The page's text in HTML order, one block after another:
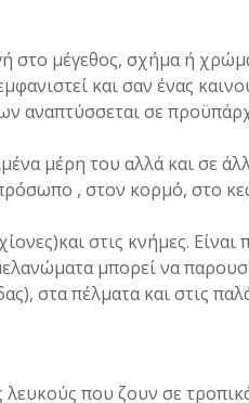
στο μέγεθος, σχήμα ή
και σαν ένας
αναπτύσσεται σε
μέρη του αλλά και σε
, στον κορμό, στο
στις κνήμες. Είναι
μπορεί να
στα πέλματα και στις
που ζουν σε